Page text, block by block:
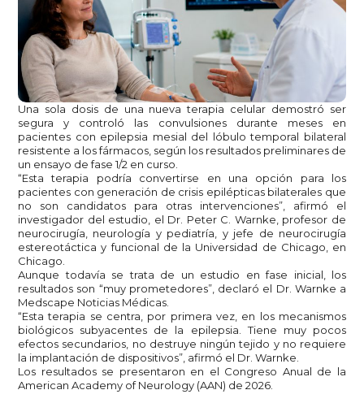
Una sola dosis de una nueva terapia celular demostró ser
segura y controló las convulsiones durante meses en
pacientes con epilepsia mesial del lóbulo temporal bilateral
resistente a los fármacos, según los resultados preliminares de
un ensayo de fase 1/2 en curso.
“Esta terapia podría convertirse en una opción para los
pacientes con generación de crisis epilépticas bilaterales que
no son candidatos para otras intervenciones”, afirmó el
investigador del estudio, el Dr. Peter C. Warnke, profesor de
neurocirugía, neurología y pediatría, y jefe de neurocirugía
estereotáctica y funcional de la Universidad de Chicago, en
Chicago.
Aunque todavía se trata de un estudio en fase inicial, los
resultados son “muy prometedores”, declaró el Dr. Warnke a
Medscape Noticias Médicas.
“Esta terapia se centra, por primera vez, en los mecanismos
biológicos subyacentes de la epilepsia. Tiene muy pocos
efectos secundarios, no destruye ningún tejido y no requiere
la implantación de dispositivos”, afirmó el Dr. Warnke.
Los resultados se presentaron en el Congreso Anual de la
American Academy of Neurology (AAN) de 2026.